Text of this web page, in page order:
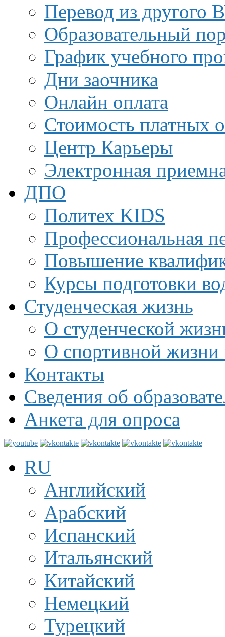
Перевод из другого
Образовательный
График учебного
Дни заочника
Онлайн оплата
Стоимость платных
Центр Карьеры
Электронная
ДПО
Политех KIDS
Профессиональная
Повышение
Курсы подготовки
Студенческая жизнь
О студенческой
О спортивной жизни
Контакты
Сведения об
Анкета для опроса
RU
Английский
Арабский
Испанский
Итальянский
Китайский
Немецкий
Турецкий